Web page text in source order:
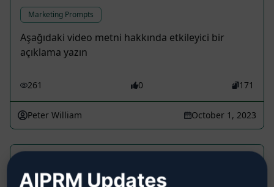
Marketing Prompts
Aşağıdaki video metni hakkında etkileyici bir
açıklama yazın
261 0 171
Peter William October 1, 2023
Çıkarma
AIPRM Updates